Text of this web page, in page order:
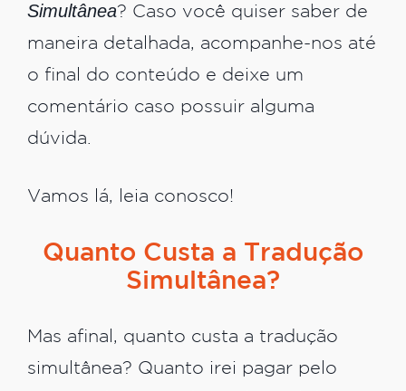
Simultânea? Caso você quiser saber de
maneira detalhada, acompanhe-nos até
o final do conteúdo e deixe um
comentário caso possuir alguma
dúvida.
Vamos lá, leia conosco!
Quanto Custa a Tradução
Simultânea?
Mas afinal, quanto custa a tradução
simultânea? Quanto irei pagar pelo